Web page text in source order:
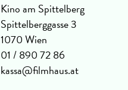
Kino am Spittelberg
Spittelberggasse 3
1070 Wien
01 / 890 72 86
kassa@filmhaus.at